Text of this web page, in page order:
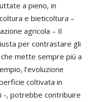
a pieno, in
e bieticoltura –
agricola – Il
per contrastare gli
mette sempre più a
l’evoluzione
coltivata in
-, potrebbe contribuire